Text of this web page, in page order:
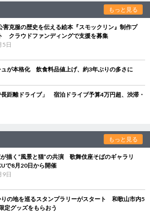
もっと見る
害克服の歴史を伝える絵本『スモックリン』制作プ
クラウドファンディングで支援を募集
5日
ュが本格化 飲食料品値上げ、約3年ぶりの多さに
距離ドライブ」 宿泊ドライブ予算4万円超、渋滞・
もっと見る
描く“風景と猫”の共演 歌舞伎座そばのギャラリ
で8月20日から開催
9日
の地を巡るスタンプラリーがスタート 和歌山市内5
定グッズをもらおう